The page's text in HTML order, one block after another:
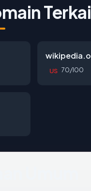
US 70/100